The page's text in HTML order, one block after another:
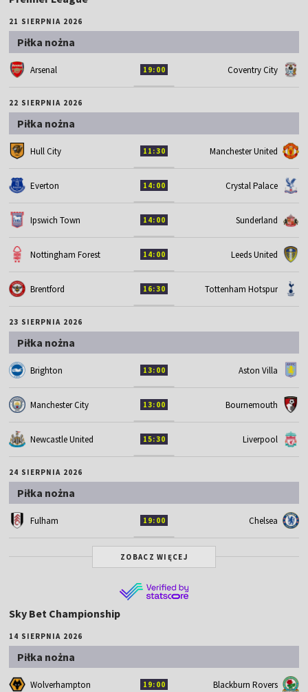
21 SIERPNIA 2026
Piłka nożna
Arsenal 19:00 Coventry City
22 SIERPNIA 2026
Piłka nożna
Hull City 11:30 Manchester United
Everton 14:00 Crystal Palace
Ipswich Town 14:00 Sunderland
Nottingham Forest 14:00 Leeds United
Brentford 16:30 Tottenham Hotspur
23 SIERPNIA 2026
Piłka nożna
Brighton 13:00 Aston Villa
Manchester City 13:00 Bournemouth
Newcastle United 15:30 Liverpool
24 SIERPNIA 2026
Piłka nożna
Fulham 19:00 Chelsea
ZOBACZ WIĘCEJ
Sky Bet Championship
14 SIERPNIA 2026
Piłka nożna
Wolverhampton 19:00 Blackburn Rovers